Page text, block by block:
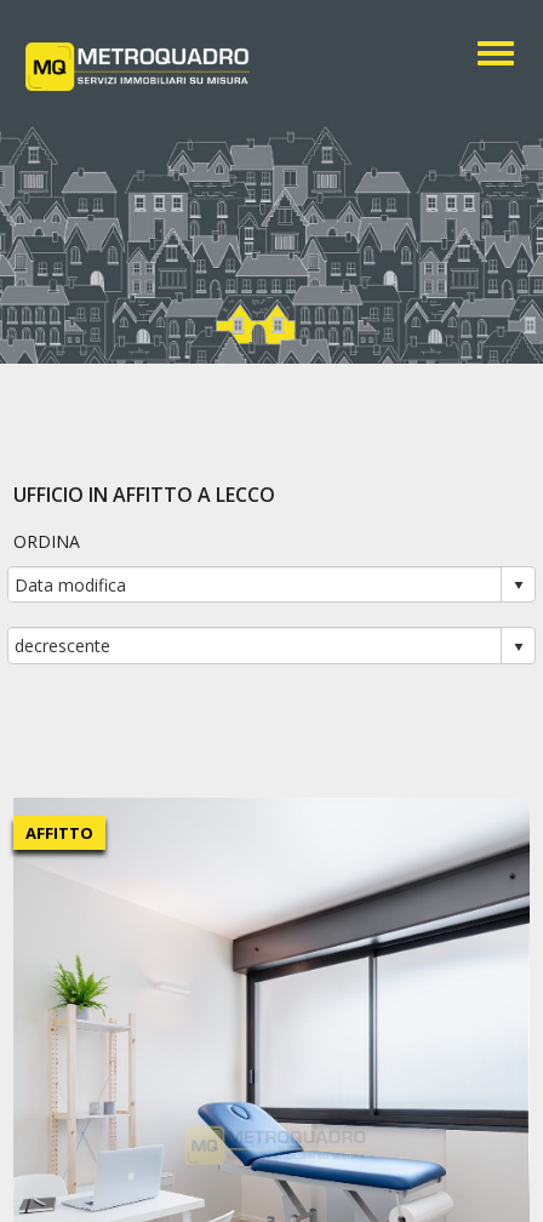
UFFICIO IN AFFITTO A LECCO
ORDINA
AFFITTO